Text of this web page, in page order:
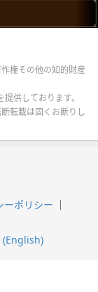
権その他の知的財産
供しております。
転載は固くお断りし
ーポリシー
(English)